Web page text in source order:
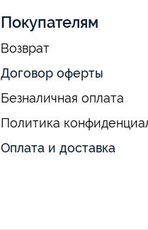
Покупателям
Возврат
Договор оферты
Безналичная оплата
Политика
Оплата и доставка